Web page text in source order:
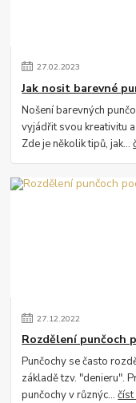
27.02.2023
Jak nosit barevné
Nošení barevných
vyjádřit svou kreativitu
Zde je několik tipů, jak...
27.12.2022
Rozdělení punčoch
Punčochy se často
základě tzv. "denieru".
punčochy v různýc...číst